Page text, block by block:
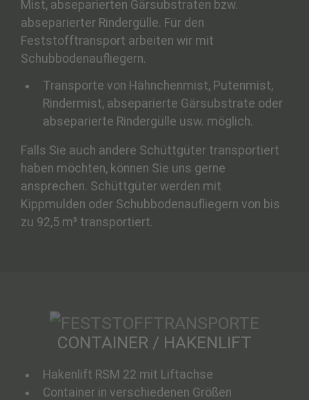
Mist, abseparierten Gärsubstraten bzw.
abseparierter Rindergülle. Für den
Feststofftransport arbeiten wir mit
Schubbodenaufliegern.
Transporte von Hähnchenmist, Putenmist,
Rindermist, abseparierte Gärsubstrate oder
abseparierte Rindergülle usw. möglich.
Falls Sie auch andere Schüttgüter transportiert
haben möchten, können Sie uns gerne
ansprechen. Schüttgüter werden mit
Kippmulden oder Schubbodenaufliegern von bis
zu 92,5 m³ transportiert.
CONTAINER / HAKENLIFT
Hakenlift RSM 22 mit Liftachse
Container in verschiedenen Größen